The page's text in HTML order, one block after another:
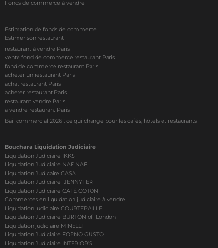
Fonds de commerce à vendre
Estimation de fonds de commerce
Estimer son restaurant
restaurant à vendre Paris
vente fond de commerce restaurant Paris
fond de commerce restaurant Paris
acheter un restaurant Paris
achat restaurant Paris
acheter restaurant Paris
restaurant vendre Paris
a vendre restaurant Paris
Bail commercial 2026 : ce qui change pour les cafés, hôtels et restaurants
Bouchara Liquidation Judiciaire
Liquidation Judiciaire IKKS
Liquidation Judiciaire NAF NAF
Liquidation Judicaire CASA
Liquidation Judiciaire JENNYFER
Liquidation Judiciaire CAFÉ COTON
Commerces en liquidation judiciaire à vendre
Liquidation judiciaire COURTEPAILLE
Liquidation Judiciaire BURTON of London
Liquidation judiciaire MINELLI
Liquidation Judiciaire FORNO GUSTO
Liquidation Judiciaire INTERIOR’S